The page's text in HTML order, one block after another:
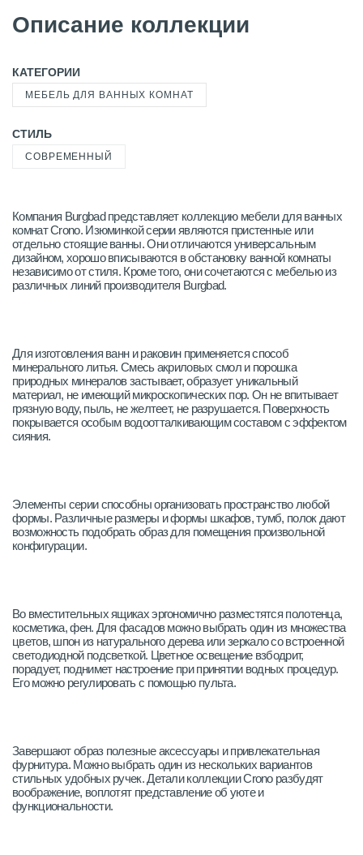
Описание коллекции
КАТЕГОРИИ
МЕБЕЛЬ ДЛЯ ВАННЫХ КОМНАТ
СТИЛЬ
СОВРЕМЕННЫЙ
Компания Burgbad представляет коллекцию мебели для ванных
комнат Crono. Изюминкой серии являются пристенные или
отдельно стоящие ванны. Они отличаются универсальным
дизайном, хорошо вписываются в обстановку ванной комнаты
независимо от стиля. Кроме того, они сочетаются с мебелью из
различных линий производителя Burgbad.
Для изготовления ванн и раковин применяется способ
минерального литья. Смесь акриловых смол и порошка
природных минералов застывает, образует уникальный
материал, не имеющий микроскопических пор. Он не впитывает
грязную воду, пыль, не желтеет, не разрушается. Поверхность
покрывается особым водоотталкивающим составом с эффектом
сияния.
Элементы серии способны организовать пространство любой
формы. Различные размеры и формы шкафов, тумб, полок дают
возможность подобрать образ для помещения произвольной
конфигурации.
Во вместительных ящиках эргономично разместятся полотенца,
косметика, фен. Для фасадов можно выбрать один из множества
цветов, шпон из натурального дерева или зеркало со встроенной
светодиодной подсветкой. Цветное освещение взбодрит,
порадует, поднимет настроение при принятии водных процедур.
Его можно регулировать с помощью пульта.
Завершают образ полезные аксессуары и привлекательная
фурнитура. Можно выбрать один из нескольких вариантов
стильных удобных ручек. Детали коллекции Crono разбудят
воображение, воплотят представление об уюте и
функциональности.